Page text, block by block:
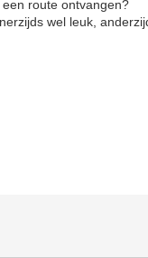
route ontvangen?
wel leuk,